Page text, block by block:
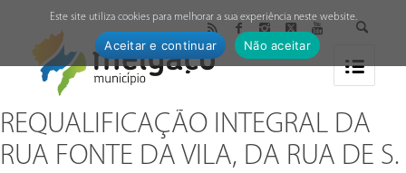
REQUALIFICAÇÃO INTEGRAL DA
RUA FONTE DA VILA, DA RUA DE S.
Este site utiliza cookies para melhorar a sua experiência neste website.
Aceitar e continuar Não aceitar